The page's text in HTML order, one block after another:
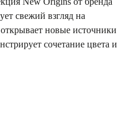
свежий взгляд на
новые источники
сочетание цвета и